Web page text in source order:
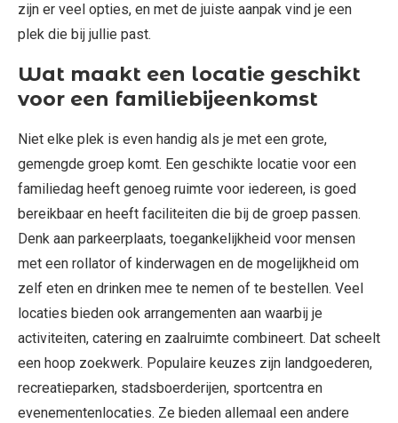
zijn er veel opties, en met de juiste aanpak vind je een
plek die bij jullie past.
Wat maakt een locatie geschikt
voor een familiebijeenkomst
Niet elke plek is even handig als je met een grote,
gemengde groep komt. Een geschikte locatie voor een
familiedag heeft genoeg ruimte voor iedereen, is goed
bereikbaar en heeft faciliteiten die bij de groep passen.
Denk aan parkeerplaats, toegankelijkheid voor mensen
met een rollator of kinderwagen en de mogelijkheid om
zelf eten en drinken mee te nemen of te bestellen. Veel
locaties bieden ook arrangementen aan waarbij je
activiteiten, catering en zaalruimte combineert. Dat scheelt
een hoop zoekwerk. Populaire keuzes zijn landgoederen,
recreatieparken, stadsboerderijen, sportcentra en
evenementenlocaties. Ze bieden allemaal een andere